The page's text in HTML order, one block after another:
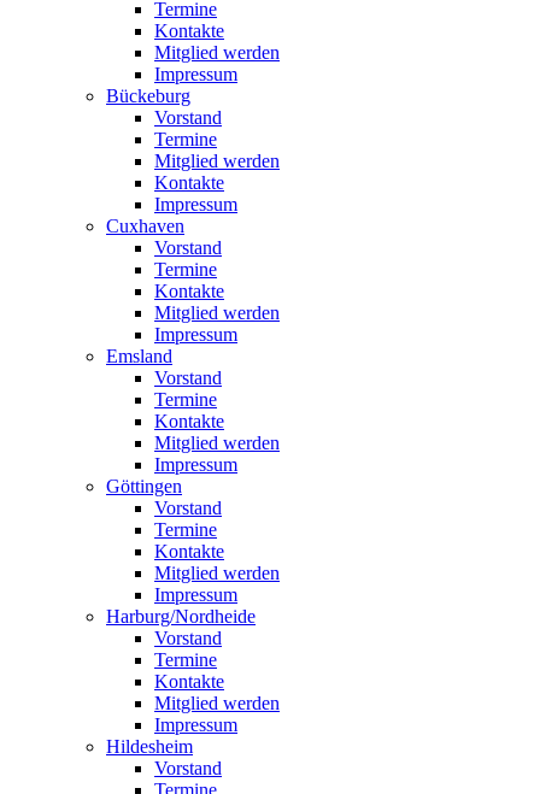
Termine
Kontakte
Mitglied werden
Impressum
Bückeburg
Vorstand
Termine
Mitglied werden
Kontakte
Impressum
Cuxhaven
Vorstand
Termine
Kontakte
Mitglied werden
Impressum
Emsland
Vorstand
Termine
Kontakte
Mitglied werden
Impressum
Göttingen
Vorstand
Termine
Kontakte
Mitglied werden
Impressum
Harburg/Nordheide
Vorstand
Termine
Kontakte
Mitglied werden
Impressum
Hildesheim
Vorstand
Termine